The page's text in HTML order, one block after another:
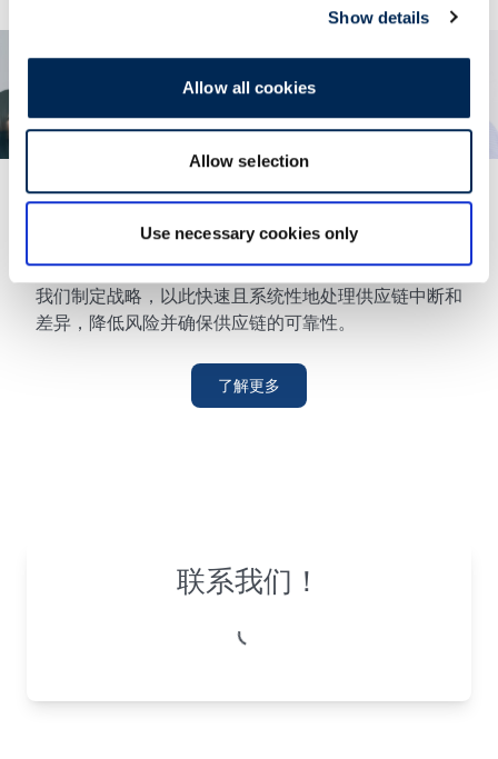
Show details
Allow all cookies
Allow selection
Use necessary cookies only
降低供应链上的风险
我们制定战略，以此快速且系统性地处理供应链中断和
差异，降低风险并确保供应链的可靠性。
了解更多
联系我们！